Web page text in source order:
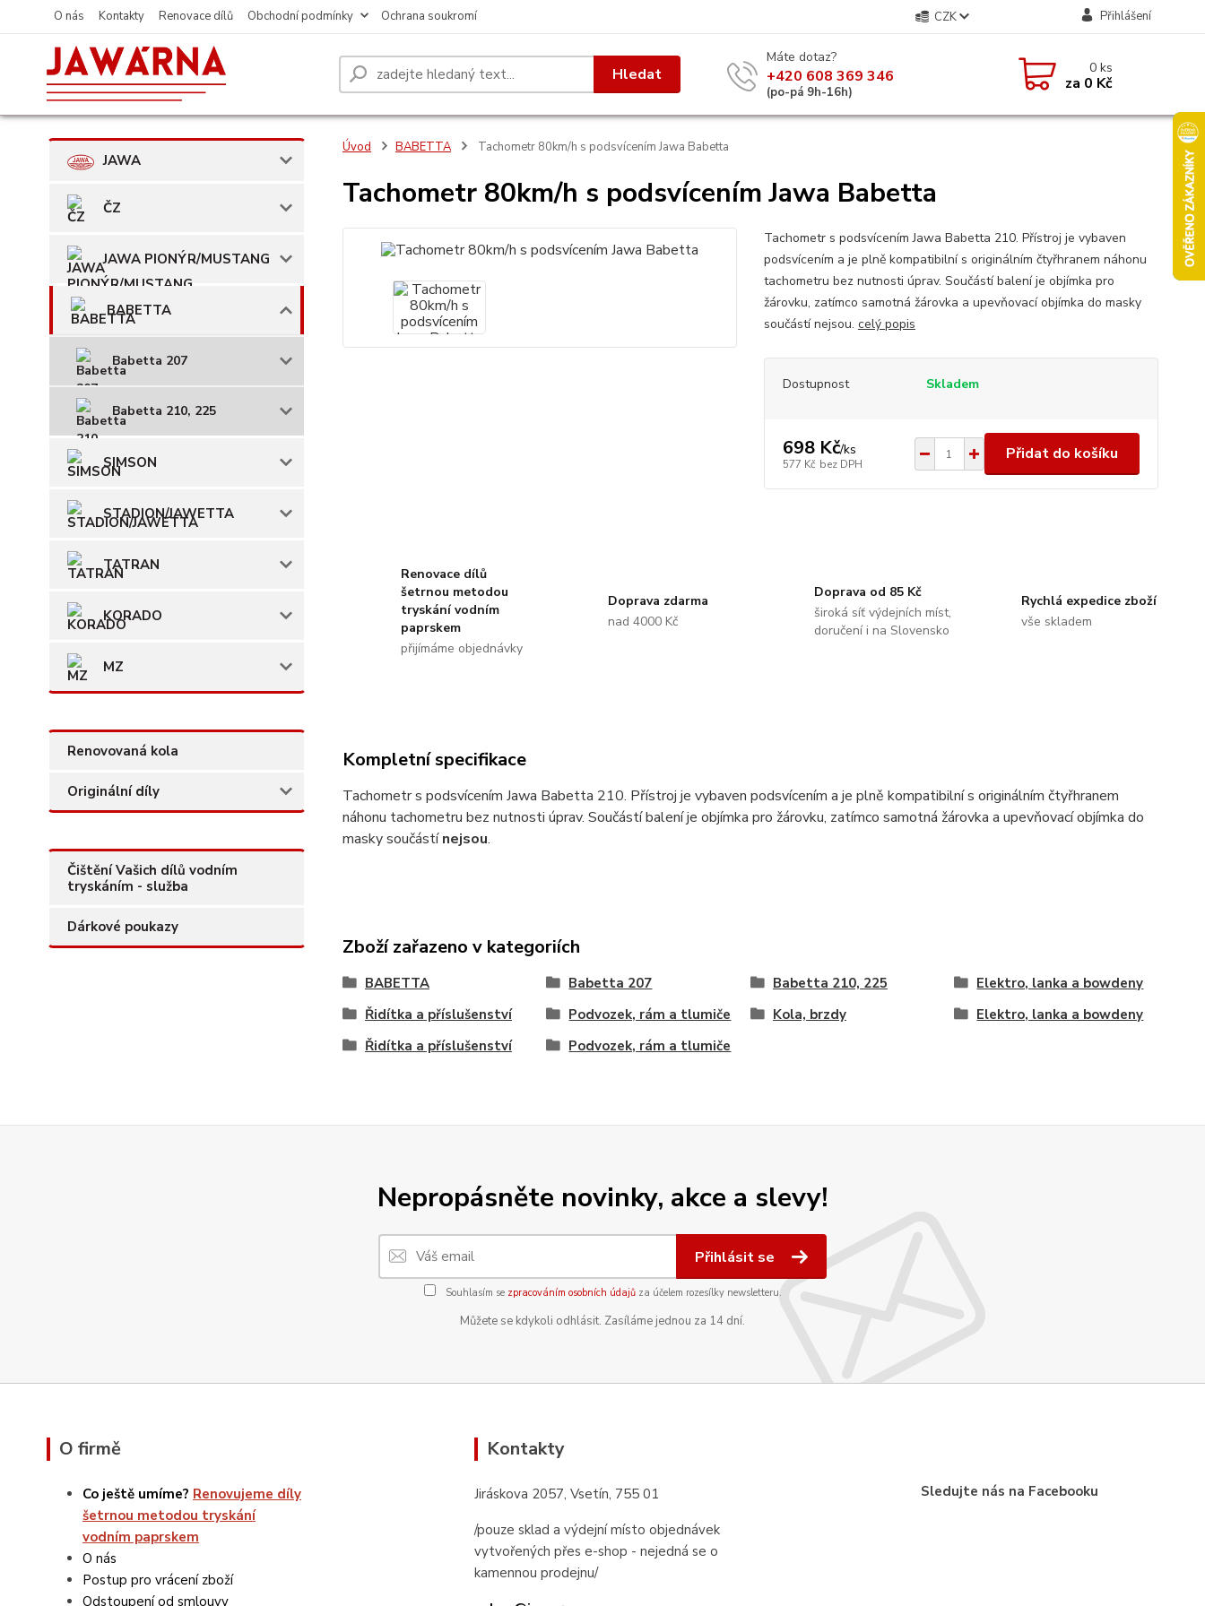
O nás Kontakty Renovace dílů Obchodní podmínky Ochrana soukromí CZK Přihlášení
Hledat
Máte dotaz?
+420 608 369 346
(po-pá 9h-16h)
0ks
za 0 Kč
JAWA
ČZ
JAWA PIONÝR/MUSTANG
BABETTA
Babetta 207
Babetta 210, 225
SIMSON
STADION/JAWETTA
TATRAN
KORADO
MZ
Renovovaná kola
Originální díly
Čištění Vašich dílů vodním
tryskáním - služba
Dárkové poukazy
Úvod BABETTA Tachometr 80km/h s podsvícením Jawa Babetta
Tachometr 80km/h s podsvícením Jawa Babetta
Tachometr s podsvícením Jawa Babetta 210. Přístroj je vybaven
podsvícením a je plně kompatibilní s originálním čtyřhranem náhonu
tachometru bez nutnosti úprav. Součástí balení je objímka pro
žárovku, zatímco samotná žárovka a upevňovací objímka do masky
součástí nejsou. celý popis
Dostupnost Skladem
698 Kč/ks
577 Kč bez DPH
Přidat do košíku
Renovace dílů
šetrnou metodou
tryskání vodním
paprskem
přijímáme objednávky
Doprava zdarma
nad 4000 Kč
Doprava od 85 Kč
široká síť výdejních míst,
doručení i na Slovensko
Rychlá expedice zboží
vše skladem
Kompletní specifikace
Tachometr s podsvícením Jawa Babetta 210. Přístroj je vybaven podsvícením a je plně kompatibilní s originálním čtyřhranem
náhonu tachometru bez nutnosti úprav. Součástí balení je objímka pro žárovku, zatímco samotná žárovka a upevňovací objímka do
masky součástínejsou.
Zboží zařazeno v kategoriích
BABETTA Babetta 207 Babetta 210, 225
Elektro, lanka a bowdeny
Řidítka a příslušenství
Podvozek, rám a tlumiče Kola, brzdy
Elektro, lanka a bowdeny
Řidítka a příslušenství
Podvozek, rám a tlumiče
Nepropásněte novinky, akce a slevy!
Přihlásit se
Souhlasím se zpracováním osobních údajůza účelem rozesílky newsletteru.
Můžete se kdykoli odhlásit. Zasíláme jednou za 14 dní.
O firmě
Co ještě umíme? Renovujeme díly
šetrnou metodou tryskání
vodním paprskem
O nás
Postup pro vrácení zboží
Odstoupení od smlouvy
Kontakty
Jiráskova 2057, Vsetín, 755 01
/pouze sklad a výdejní místo objednávek
vytvořených přes e-shop - nejedná se o
kamennou prodejnu/
Sledujte nás na Facebooku